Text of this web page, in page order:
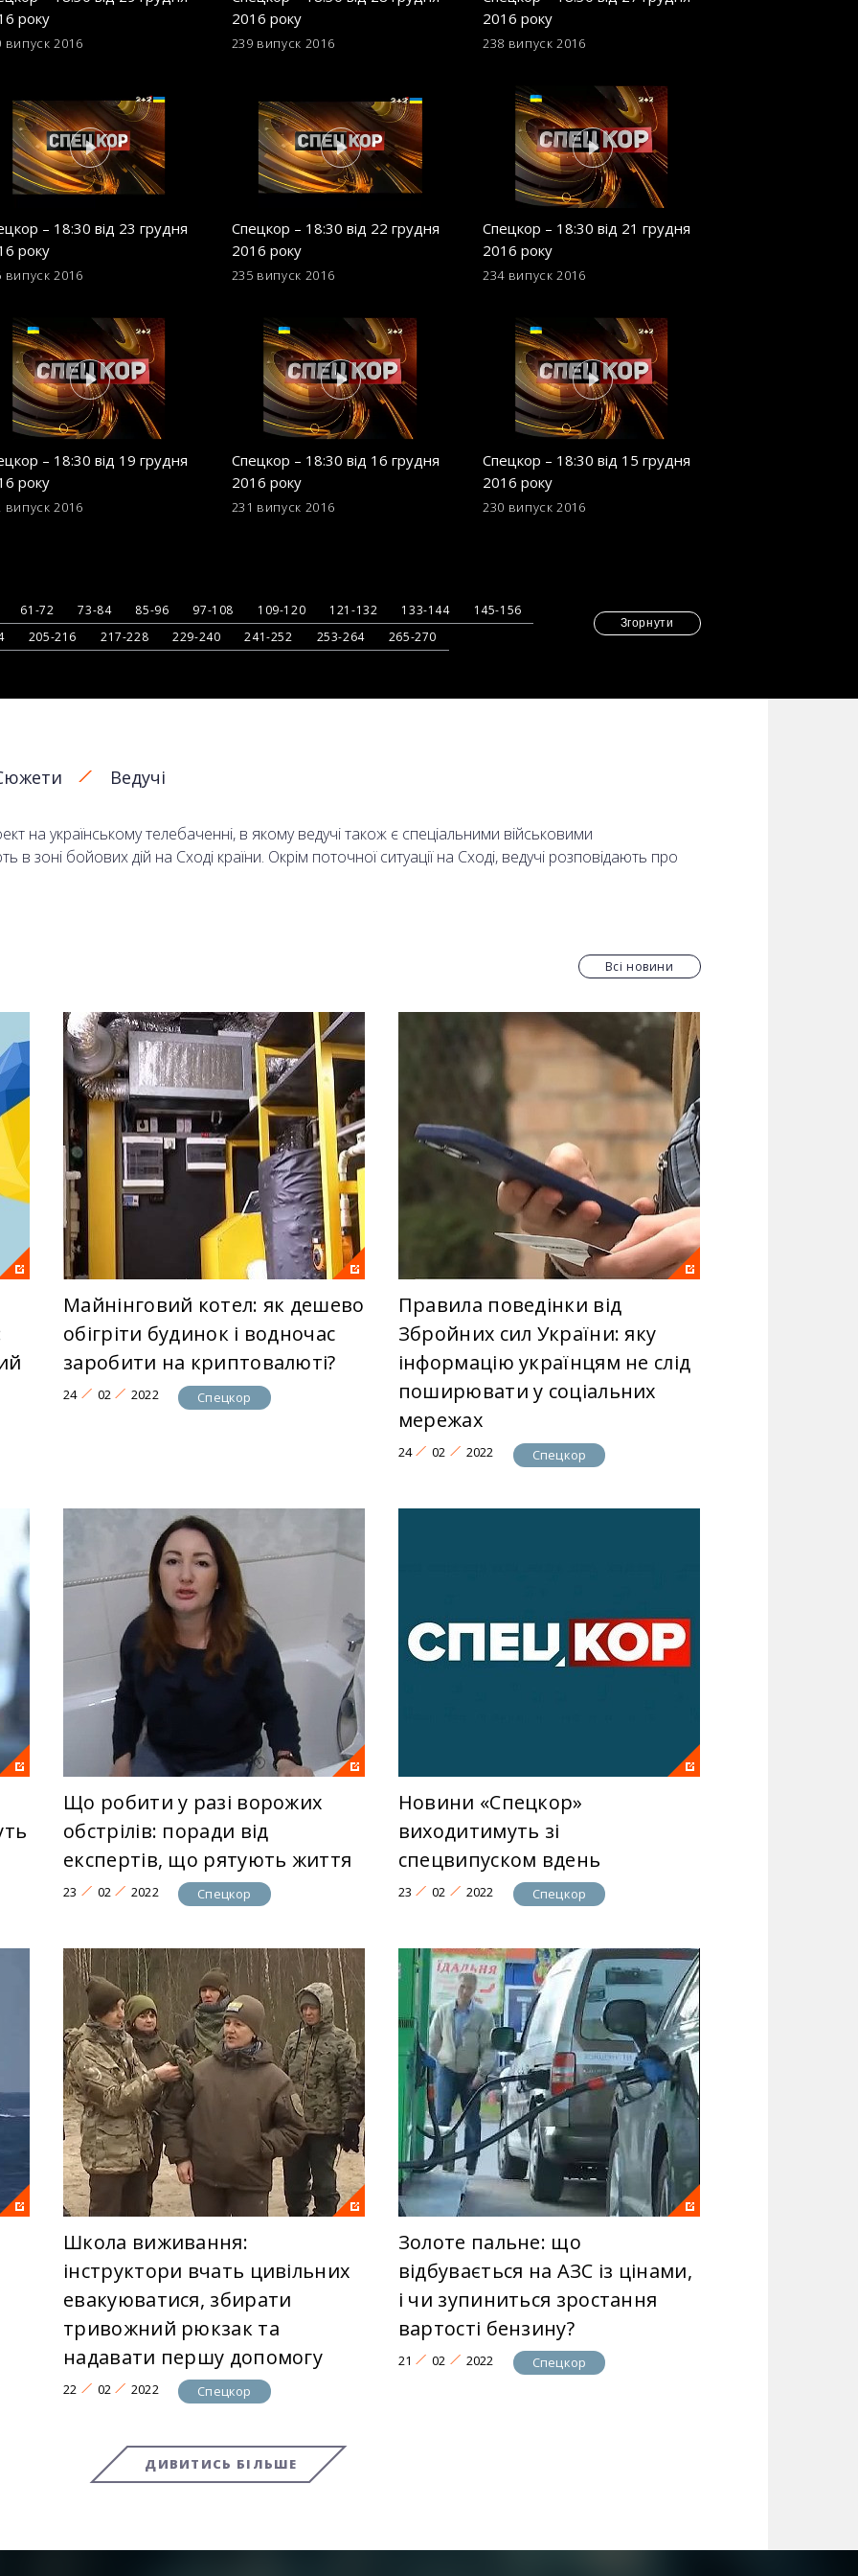
року
випуск 2016
2016 року
239 випуск 2016
2016 року
238 випуск 2016
– 18:30 від 23 грудня
року
випуск 2016
Спецкор – 18:30 від 22 грудня
2016 року
235 випуск 2016
Спецкор – 18:30 від 21 грудня
2016 року
234 випуск 2016
– 18:30 від 19 грудня
року
випуск 2016
Спецкор – 18:30 від 16 грудня
2016 року
231 випуск 2016
Спецкор – 18:30 від 15 грудня
2016 року
230 випуск 2016
61-72 73-84 85-96 97-108 109-120 121-132 133-144
145-156
205-216 217-228 229-240 241-252 253-264 265-270
Згорнути
Ведучі
на українському телебаченні, в якому ведучі також є спеціальними військовими
зоні бойових дій на Сході країни. Окрім поточної ситуації на Сході, ведучі розповідають про
2+2 та на сайті онлайн.
Всі новини
Майнінговий котел: як дешево
обігріти будинок і водночас
заробити на криптовалюті?
24 02 2022 Спецкор
Правила поведінки від
Збройних сил України: яку
інформацію українцям не слід
поширювати у соціальних
мережах
24 02 2022 Спецкор
Що робити у разі ворожих
обстрілів: поради від
експертів, що рятують життя
23 02 2022 Спецкор
Новини «Спецкор»
виходитимуть зі
спецвипуском вдень
23 02 2022 Спецкор
Школа виживання:
інструктори вчать цивільних
евакуюватися, збирати
тривожний рюкзак та
надавати першу допомогу
22 02 2022 Спецкор
Золоте пальне: що
відбувається на АЗС із цінами,
і чи зупиниться зростання
вартості бензину?
21 02 2022 Спецкор
ДИВИТИСЬ БІЛЬШЕ